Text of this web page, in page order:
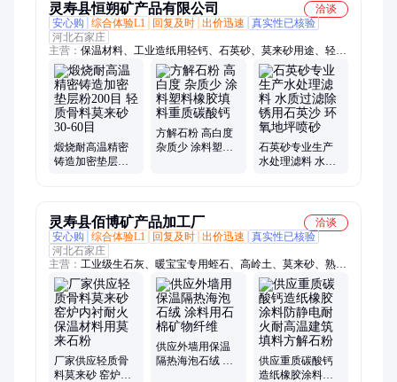
灵寿县恒朔矿产品有限公司
洽谈
安心购
综合体验L1 回复及时 出价迅速
真实性已核验
河北石家庄
主营： 保温材料、工业造纸用轻钙、石英砂、莫来砂用途、轻钙
重钙、贝壳粉、金刚砂、耐磨地坪材料、高岭土、碳酸钙、滑石
粉、硅藻土、彩砂、玻璃鳞片、硅酸铝纤维、膨润土、橡胶粉、
珍珠岩、竹炭、沸石粉、白云石粉、雪花白、氧化钙颗粒
煅烧耐高温精密
铸造加密垫层粉
方解石粉 高白度
杂质少 涂料塑料
石英砂专业生产
水处理滤料 水质
灵寿县佰博矿产品加工厂
洽谈
安心购
综合体验L1 回复及时 出价迅速
真实性已核验
河北石家庄
主营： 工业级生石灰、暖宝宝专用蛭石、高岭土、莫来砂、熟石
灰、硅藻土、氢氧化钙、滑石粉、碳酸钙、沸石粉、膨润土、铸
石粉、海泡石粉、透明粉、硅酸铝粉、贝壳粉、氧化钙、矿粉、
轻钙、海泡石纤维、水镁石、石灰石粉、金玉明砂、彩砂、浴
沙、灰钙
厂家供应轻质骨
料莫来砂 窑炉内
供应外墙用保温
隔热海泡石绒 涂
供应重质碳酸钙
造纸橡胶涂料防